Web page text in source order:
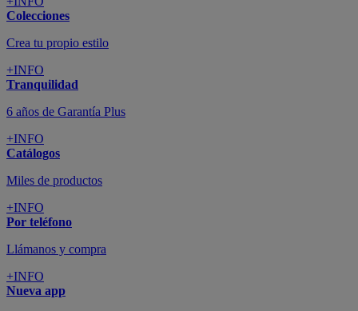
Colecciones
Crea tu propio estilo
+INFO
Tranquilidad
6 años de Garantía Plus
+INFO
Catálogos
Miles de productos
+INFO
Por teléfono
Llámanos y compra
+INFO
Nueva app